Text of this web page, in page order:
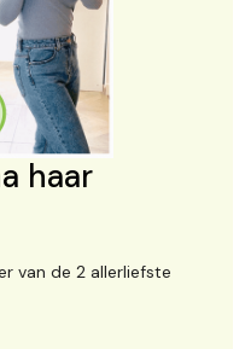
haar
van de 2 allerliefste